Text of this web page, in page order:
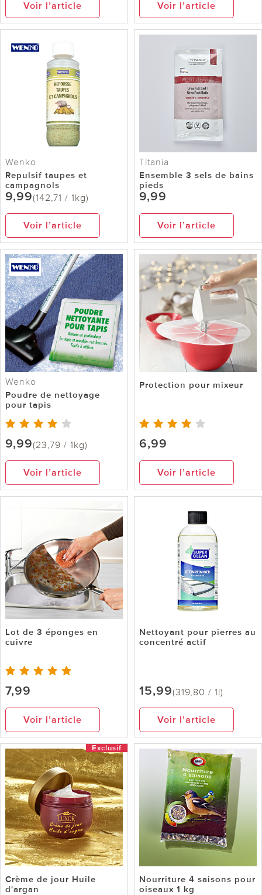
Voir l’article Voir l’article
Wenko
Repulsif taupes et
campagnols
9,99(142,71 / 1kg)
Voir l’article
Titania
Ensemble 3 sels de bains
pieds
9,99
Voir l’article
Wenko
Poudre de nettoyage
pour tapis
9,99(23,79 / 1kg)
Voir l’article
Protection pour mixeur
6,99
Voir l’article
Lot de 3 éponges en
cuivre
7,99
Voir l’article
Nettoyant pour pierres au
concentré actif
15,99(319,80 / 1l)
Voir l’article
Exclusif
Crème de jour Huile
d'argan
Nourriture 4 saisons pour
oiseaux 1 kg